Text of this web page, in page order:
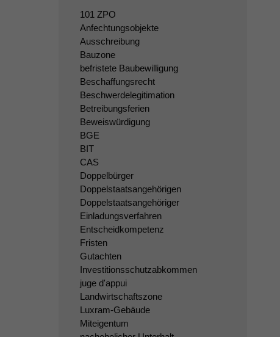
101 ZPO
Anfechtungsobjekte
Ausschreibung
Bauzone
befristete Baubewilligung
Beschaffungsrecht
Beschwerdelegitimation
Betreibungsferien
Beweiswürdigung
BGE
BIT
CAS
Doppelbürger
Doppelstaatsangehörigen
Doppelstaatsangehöriger
Einladungsverfahren
Entscheidkompetenz
Fristen
Gutachten
Investitionsschutzabkommen
juge d'appui
Landwirtschaftszone
Luxram-Gebäude
Miteigentum